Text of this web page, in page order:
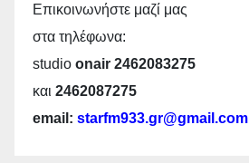
Επικοινωνήστε μαζί μας
στα τηλέφωνα:
studio onair 2462083275
και 2462087275
email: starfm933.gr@gmail.com